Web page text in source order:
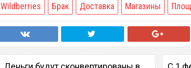
Wildberries Брак Доставка Магазины